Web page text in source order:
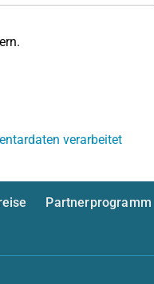
verarbeitet
Partnerprogramm